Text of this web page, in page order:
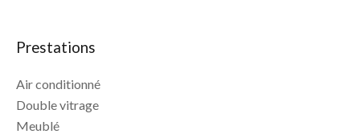
Prestations
Air conditionné
Double vitrage
Meublé